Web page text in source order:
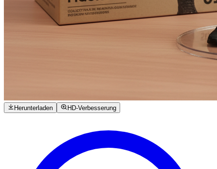
Herunterladen HD-Verbesserung